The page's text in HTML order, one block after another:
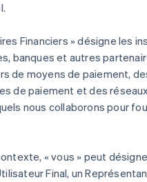
Financiers » désigne les
banques et autres
de moyens de paiement,
de paiement et des
nous collaborons pour
« vous » peut
Final, un